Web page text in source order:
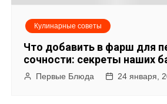
Кулинарные советы
Что добавить в фарш для
сочности: секреты наших
Первые Блюда 24 января,